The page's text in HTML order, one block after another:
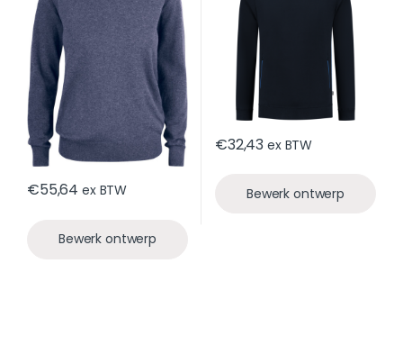
€55,64 ex BTW
Bewerk ontwerp
€32,43 ex BTW
Bewerk ontwerp